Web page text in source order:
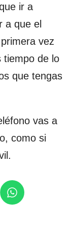
ir a
a que el
vez
tiempo de lo
que tengas
vas a
como si